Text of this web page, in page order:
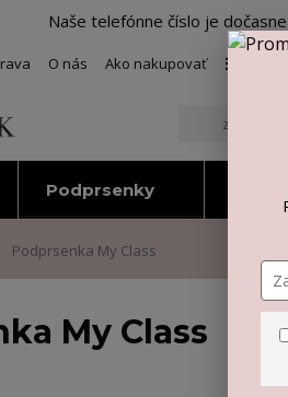
Naše telefónne číslo je
O nás Ako nakupovať
Podprsenky
Podprsenka My Class
My Class